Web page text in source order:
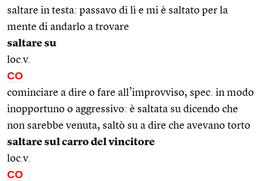
saltare in testa: passavo di lì e mi è saltato per la
mente di andarlo a trovare
saltare su
loc.v.
CO
cominciare a dire o fare all’improvviso, spec. in modo
inopportuno o aggressivo: è saltata su dicendo che
non sarebbe venuta, saltò su a dire che avevano torto
saltare sul carro del vincitore
loc.v.
CO